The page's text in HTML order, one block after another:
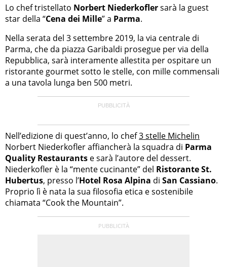
Lo chef tristellato Norbert Niederkoflersarà la guest
star della “Cena dei Mille” a Parma.
Nella serata del 3 settembre 2019, la via centrale di
Parma, che da piazza Garibaldi prosegue per via della
Repubblica, sarà interamente allestita per ospitare un
ristorante gourmet sotto le stelle, con mille commensali
a una tavola lunga ben 500 metri.
Nell’edizione di quest’anno, lo chef3 stelle Michelin
Norbert Niederkofler affiancherà la squadra di Parma
Quality Restaurants e sarà l’autore del dessert.
Niederkofler è la “mente cucinante” del Ristorante St.
Hubertus, presso l’Hotel Rosa Alpina di San Cassiano.
Proprio lì è nata la sua filosofia etica e sostenibile
chiamata “Cook the Mountain”.